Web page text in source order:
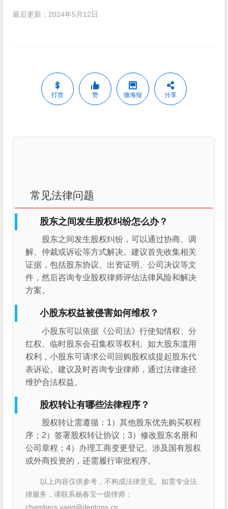
最后更新：2024年5月12日
打赏 赞 微海报 分享
常见法律问题
股东之间发生股权纠纷怎么办？
股东之间发生股权纠纷，可以通过协商、调
解、仲裁或诉讼等方式解决。建议首先收集相关
证据，包括股东协议、出资证明、公司决议等文
件，然后咨询专业股权律师评估法律风险和解决
方案。
小股东权益被侵害如何维权？
小股东可以依据《公司法》行使知情权、分
红权、临时股东会召集权等权利。如大股东滥用
权利，小股东可请求公司回购股权或提起股东代
表诉讼。建议及时咨询专业律师，通过法律途径
维护合法权益。
股权转让有哪些法律程序？
股权转让需遵循：1）其他股东优先购买权程
序；2）签署股权转让协议；3）修改股东名册和
公司章程；4）办理工商变更登记。涉及国有股权
或外商投资的，还需履行审批程序。
以上内容仅供参考，不构成法律意见。如需专业法
律服务，请联系杨春宝一级律师：
chambers.yang@dentons.cn